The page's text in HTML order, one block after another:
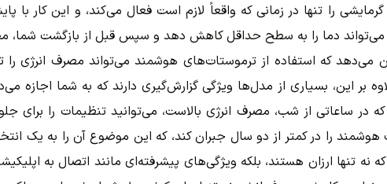
را تنها در زمانی که واقعاً لازم است فعال می‌کند، و این کار با
دما را به سطح حداقل کاهش دهد و سپس قبل از بازگشت شما،
این، بسیاری از مدل‌ها ویژگی گزارش‌گیری دارند که به شما اجازه
در ساعاتی از شب، مصرف انرژی بالاست، می‌توانید تنظیمات را برای
را در کمتر از دو سال جبران کند، که این موضوع آن را به یک
تنها ارزان هستند، بلکه ویژگی‌های پیشرفته‌ای مانند اتصال به